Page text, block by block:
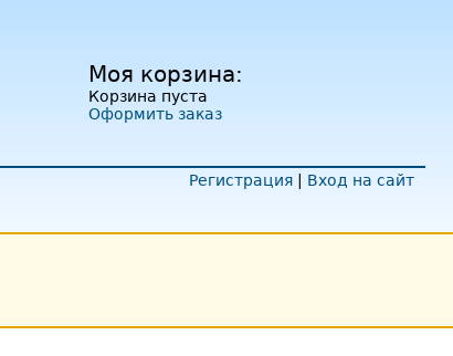
Моя корзина:
Корзина пуста
Оформить заказ
Регистрация
Вход на сайт